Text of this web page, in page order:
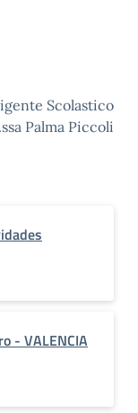
Scolastico
Palma Piccoli
- VALENCIA